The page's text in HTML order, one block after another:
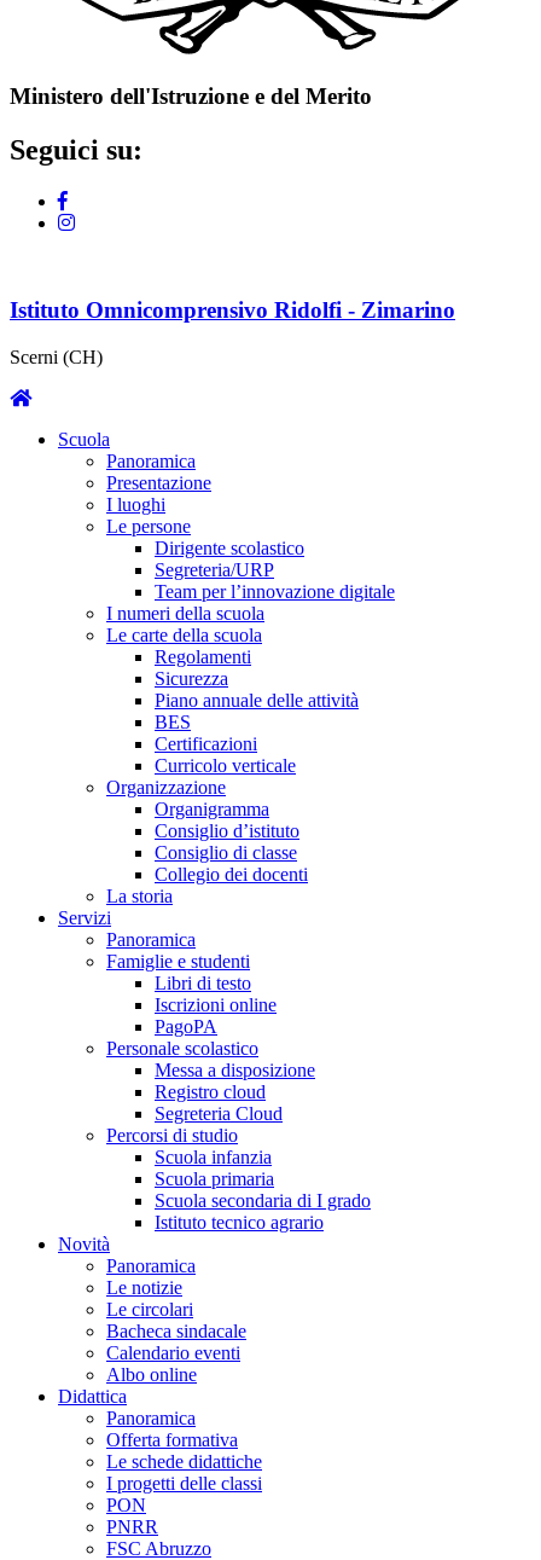
Ministero dell'Istruzione e del Merito
Seguici su:
Istituto Omnicomprensivo Ridolfi - Zimarino
Scerni (CH)
Scuola
Panoramica
Presentazione
I luoghi
Le persone
Dirigente scolastico
Segreteria/URP
Team per l’innovazione digitale
I numeri della scuola
Le carte della scuola
Regolamenti
Sicurezza
Piano annuale delle attività
BES
Certificazioni
Curricolo verticale
Organizzazione
Organigramma
Consiglio d’istituto
Consiglio di classe
Collegio dei docenti
La storia
Servizi
Panoramica
Famiglie e studenti
Libri di testo
Iscrizioni online
PagoPA
Personale scolastico
Messa a disposizione
Registro cloud
Segreteria Cloud
Percorsi di studio
Scuola infanzia
Scuola primaria
Scuola secondaria di I grado
Istituto tecnico agrario
Novità
Panoramica
Le notizie
Le circolari
Bacheca sindacale
Calendario eventi
Albo online
Didattica
Panoramica
Offerta formativa
Le schede didattiche
I progetti delle classi
PON
PNRR
FSC Abruzzo